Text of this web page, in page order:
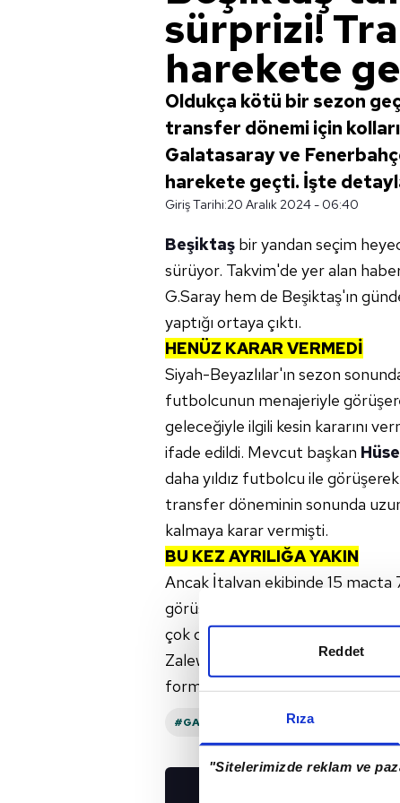
Rıza
"Sitelerimizde reklam ve
Reddet
sürprizi!
harekete
Oldukça kötü bir sezon
transfer dönemi için
Galatasaray ve
harekete geçti. İşte
Giriş Tarihi:20 Aralık 2024 - 06:40
Beşiktaş bir yandan seçim
sürüyor. Takvim'de yer alan
G.Saray hem de Beşiktaş'ın
yaptığı ortaya çıktı.
HENÜZ KARAR VERMEDİ
Siyah-Beyazlılar'ın sezon
futbolcunun menajeriyle
geleceğiyle ilgili kesin kararını
ifade edildi. Mevcut başkan
daha yıldız futbolcu ile görüşerek
transfer döneminin sonunda
kalmaya karar vermişti.
BU KEZ AYRILIĞA YAKIN
Ancak İtalyan ekibinde 15 maçta
görüşmelerinden sonuç alamayan
çok daha yakın olduğu
Zalewski'nin market değeri 10
formasını giydi ve 3 gol kaydetti
#GALATASARAY #HÜSEYIN YÜCEL